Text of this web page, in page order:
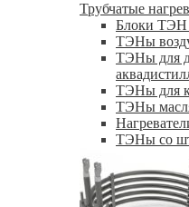
Трубчатые
Блоки
ТЭНы
ТЭНы для
ТЭНы для
ТЭНы
ТЭНы со